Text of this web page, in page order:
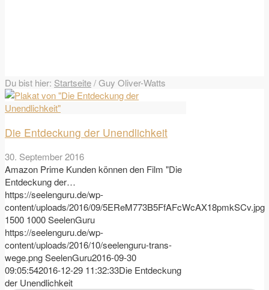
Du bist hier: Startseite/Guy Oliver-Watts
Die Entdeckung der Unendlichkeit
30. September 2016
Amazon Prime Kunden können den Film "Die
Entdeckung der…
https://seelenguru.de/wp-
content/uploads/2016/09/5EReM773B5FfAFcWcAX18pmkSCv.jpg
1500 1000SeelenGuru
https://seelenguru.de/wp-
content/uploads/2016/10/seelenguru-trans-
wege.pngSeelenGuru2016-09-30
09:05:542016-12-29 11:32:33Die Entdeckung
der Unendlichkeit